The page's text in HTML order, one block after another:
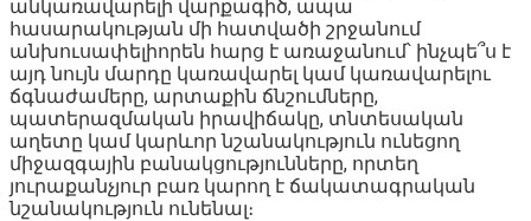
անկառավարելի վարքագիծ, ապա
հասարակության մի հատվածի շրջանում
անխուսափելիորեն հարց է առաջանում՝ ինչպե՞ս է
այդ նույն մարդը կառավարել կամ կառավարելու
ճգնաժամերը, արտաքին ճնշումները,
պատերազմական իրավիճակը, տնտեսական
աղետը կամ կարևոր նշանակություն ունեցող
միջազգային բանակցությունները, որտեղ
յուրաքանչյուր բառ կարող է ճակատագրական
նշանակություն ունենալ։